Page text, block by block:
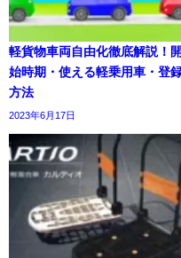
軽貨物車両自由化徹底解説！開
始時期・使える軽乗用車・登
方法
2023年6月17日